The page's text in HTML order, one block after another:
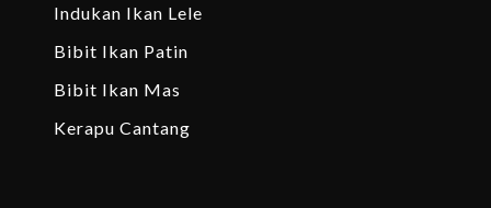
Indukan Ikan Lele
Bibit Ikan Patin
Bibit Ikan Mas
Kerapu Cantang